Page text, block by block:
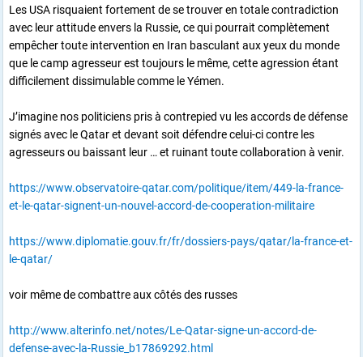
Les USA risquaient fortement de se trouver en totale contradiction
avec leur attitude envers la Russie, ce qui pourrait complètement
empêcher toute intervention en Iran basculant aux yeux du monde
que le camp agresseur est toujours le même, cette agression étant
difficilement dissimulable comme le Yémen.
J’imagine nos politiciens pris à contrepied vu les accords de défense
signés avec le Qatar et devant soit défendre celui-ci contre les
agresseurs ou baissant leur … et ruinant toute collaboration à venir.
https://www.observatoire-qatar.com/politique/item/449-la-france-
et-le-qatar-signent-un-nouvel-accord-de-cooperation-militaire
https://www.diplomatie.gouv.fr/fr/dossiers-pays/qatar/la-france-et-
le-qatar/
voir même de combattre aux côtés des russes
http://www.alterinfo.net/notes/Le-Qatar-signe-un-accord-de-
defense-avec-la-Russie_b17869292.html